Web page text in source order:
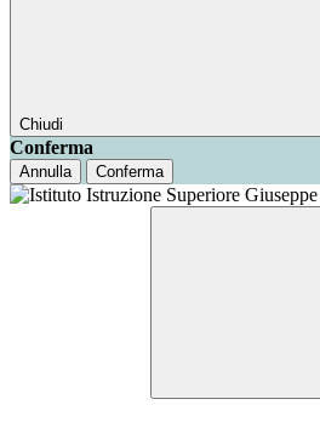
Chiudi
Conferma
Annulla Conferma